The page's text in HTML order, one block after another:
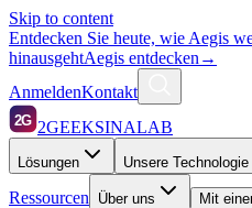
Skip to content
Entdecken Sie heute, wie Aegis
hinausgehtAegis entdecken →
AnmeldenKontakt
2G 2GEEKSINALAB
Lösungen Unsere Technologie
Ressourcen Über uns Mit